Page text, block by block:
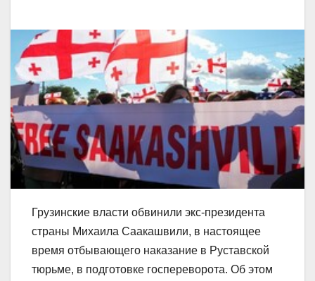
Грузинские власти обвинили экс-президента
страны Михаила Саакашвили, в настоящее
время отбывающего наказание в Руставской
тюрьме, в подготовке госпереворота. Об этом